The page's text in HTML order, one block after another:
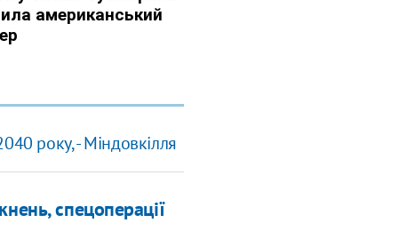
року, - Міндовкілля
спецоперації